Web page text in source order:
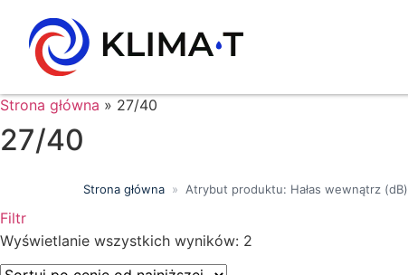
Strona główna » 27/40
27/40
Strona główna » Atrybut produktu: Hałas wewnątrz (dB)
Filtr
Wyszukiwanie tekstowe
Kategorie produktów
Wyświetlanie wszystkich wyników: 2